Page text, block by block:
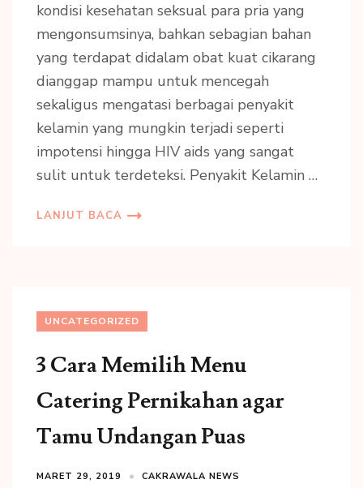
kondisi kesehatan seksual para pria yang
mengonsumsinya, bahkan sebagian bahan
yang terdapat didalam obat kuat cikarang
dianggap mampu untuk mencegah
sekaligus mengatasi berbagai penyakit
kelamin yang mungkin terjadi seperti
impotensi hingga HIV aids yang sangat
sulit untuk terdeteksi. Penyakit Kelamin …
LANJUT BACA
UNCATEGORIZED
3 Cara Memilih Menu
Catering Pernikahan agar
Tamu Undangan Puas
MARET 29, 2019
CAKRAWALA NEWS